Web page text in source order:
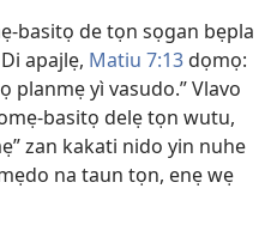
basitọ de tọn sọgan bẹpla
apajlẹ, Matiu 7:13dọmọ:
planmẹ yì vasudo.” Vlavo
basitọ delẹ tọn wutu,
zan kakati nido yin nuhe
na taun tọn, enẹ wẹ